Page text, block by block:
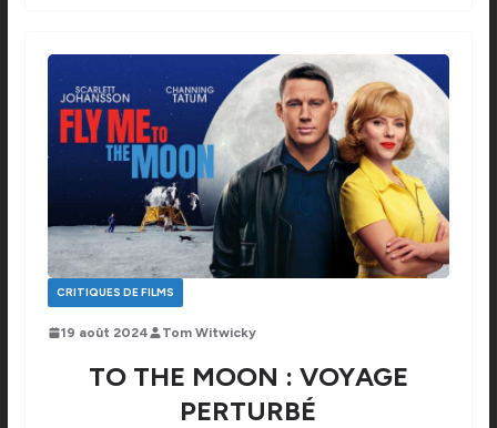
CRITIQUES DE FILMS
19 août 2024 Tom Witwicky
TO THE MOON : VOYAGE
PERTURBÉ